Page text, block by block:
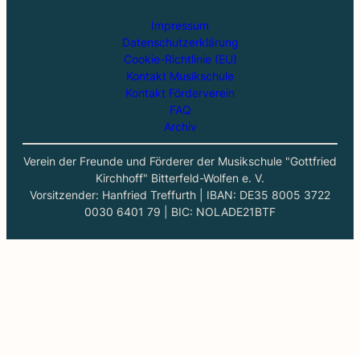
Impressum
Datenschutzerklärung
Cookie-Richtlinie (EU)
Kontakt Musikschule
Kontakt Förderverein
FAQ
Archiv
Verein der Freunde und Förderer der Musikschule "Gottfried
Kirchhoff" Bitterfeld-Wolfen e. V.
Vorsitzender: Hanfried Treffurth | IBAN: DE35 8005 3722
0030 6401 79 | BIC: NOLADE21BTF